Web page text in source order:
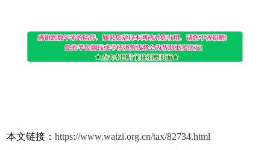
本文链接：https://www.waizi.org.cn/tax/82734.html